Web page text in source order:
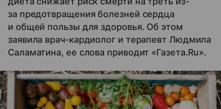
за предотвращения болезней сердца
и общей пользы для здоровья. Об этом
заявила врач-кардиолог и терапевт Людмила
Саламатина, ее слова приводит «Газета.Ru».